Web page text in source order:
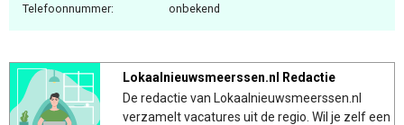
Telefoonnummer: onbekend
Lokaalnieuwsmeerssen.nl Redactie
De redactie van Lokaalnieuwsmeerssen.nl
verzamelt vacatures uit de regio. Wil je zelf een